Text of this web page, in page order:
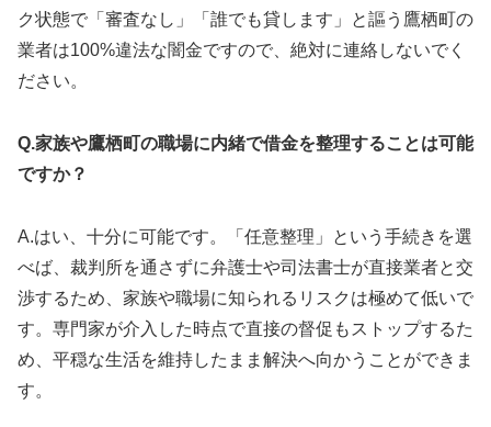
ク状態で「審査なし」「誰でも貸します」と謳う鷹栖町の
業者は100%違法な闇金ですので、絶対に連絡しないでく
ださい。
Q.家族や鷹栖町の職場に内緒で借金を整理することは可能
ですか？
A.はい、十分に可能です。「任意整理」という手続きを選
べば、裁判所を通さずに弁護士や司法書士が直接業者と交
渉するため、家族や職場に知られるリスクは極めて低いで
す。専門家が介入した時点で直接の督促もストップするた
め、平穏な生活を維持したまま解決へ向かうことができま
す。